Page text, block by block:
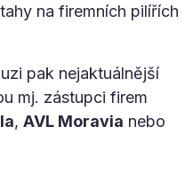
na firemních pilířích
pak nejaktuálnější
mj. zástupci firem
, AVL Moravia nebo